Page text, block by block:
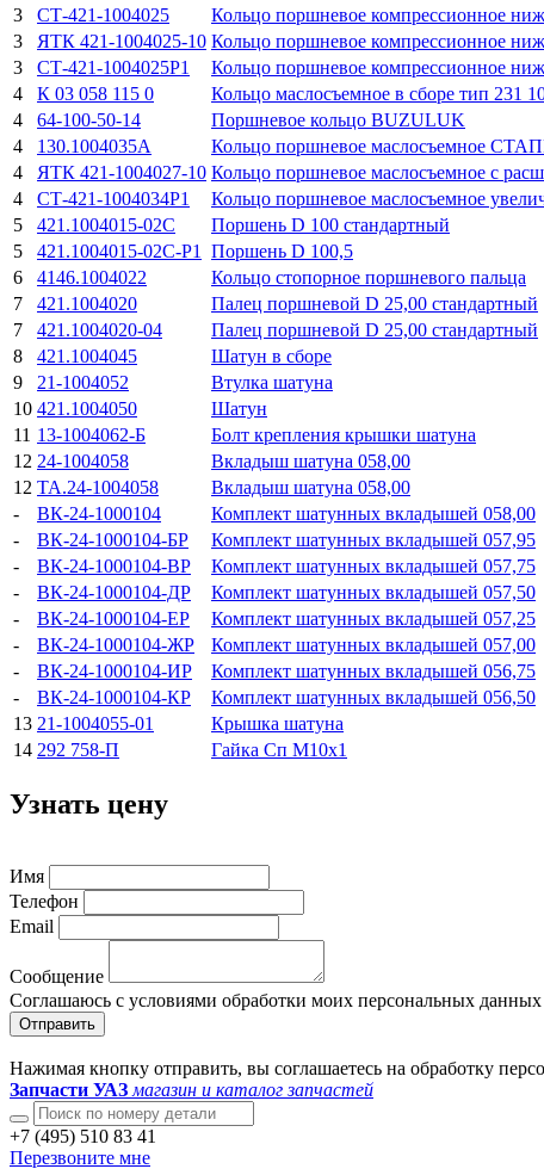
3
СТ-421-1004025 Кольцо поршневое компрессионное
3
ЯТК 421-1004025-10 Кольцо поршневое компрессионное
3
СТ-421-1004025Р1 Кольцо поршневое компрессионное
4
К 03 058 115 0 Кольцо маслосъемное в сборе тип 231
4
64-100-50-14 Поршневое кольцо BUZULUK
4
130.1004035А Кольцо поршневое маслосъемное
4
ЯТК 421-1004027-10 Кольцо поршневое маслосъемное с
4
СТ-421-1004034Р1 Кольцо поршневое маслосъемное
5
421.1004015-02С Поршень D 100 стандартный
5
421.1004015-02С-Р1 Поршень D 100,5
6
4146.1004022 Кольцо стопорное поршневого пальца
7
421.1004020 Палец поршневой D 25,00 стандаpтный
7
421.1004020-04 Палец поршневой D 25,00 стандаpтный
8
421.1004045 Шатун в сборе
9
21-1004052 Втулка шатуна
10 421.1004050 Шатун
11 13-1004062-Б Болт крепления крышки шатуна
12 24-1004058 Вкладыш шатуна 058,00
12 ТА.24-1004058 Вкладыш шатуна 058,00
-
ВК-24-1000104 Комплект шатунных вкладышей 058,00
-
ВК-24-1000104-БР Комплект шатунных вкладышей 057,95
-
ВК-24-1000104-ВР Комплект шатунных вкладышей 057,75
-
ВК-24-1000104-ДР Комплект шатунных вкладышей 057,50
-
ВК-24-1000104-ЕР Комплект шатунных вкладышей 057,25
-
ВК-24-1000104-ЖР Комплект шатунных вкладышей 057,00
-
ВК-24-1000104-ИР Комплект шатунных вкладышей 056,75
-
ВК-24-1000104-КР Комплект шатунных вкладышей 056,50
13 21-1004055-01 Крышка шатуна
14 292 758-П Гайка Сп М10х1
Узнать цену
Имя
Телефон
Email
Сообщение
Соглашаюсь с условиями обработки моих персональных
Отправить
Нажимая кнопку отправить, вы соглашаетесь на обработку
Запчасти УАЗ магазин и каталог запчастей
+7 (495) 510 83 41
Перезвоните мне